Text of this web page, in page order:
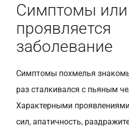
Симптомы или
проявляется
заболевание
Симптомы похмелья
раз сталкивался с пьяным
Характерными
сил, апатичность,